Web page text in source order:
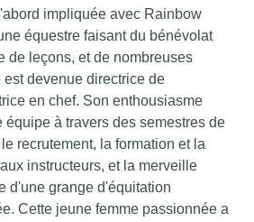
impliquée avec Rainbow
équestre faisant du bénévolat
de leçons, et de nombreuses
devenue directrice de
en chef. Son enthousiasme
équipe à travers des semestres de
recrutement, la formation et la
instructeurs, et la merveille
d'une grange d'équitation
Cette jeune femme passionnée a